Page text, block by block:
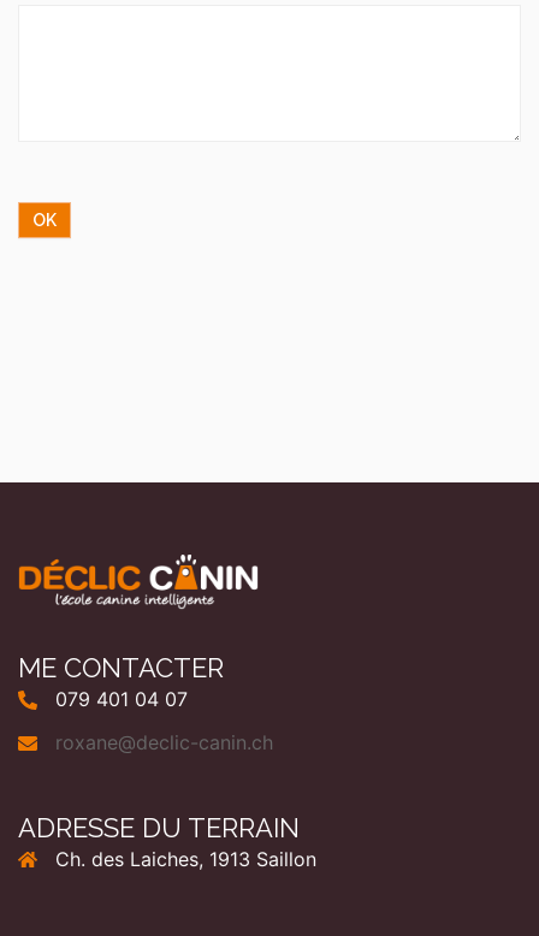
OK
ME CONTACTER
079 401 04 07
roxane@declic-canin.ch
ADRESSE DU TERRAIN
Ch. des Laiches, 1913 Saillon